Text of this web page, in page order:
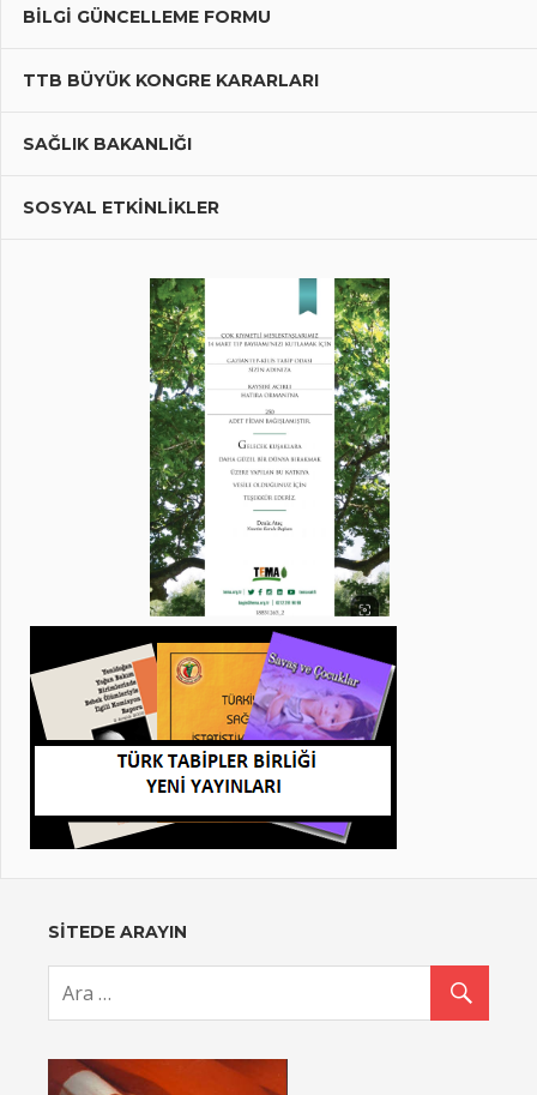
BILGI GÜNCELLEME FORMU
TTB BÜYÜK KONGRE KARARLARI
SAĞLIK BAKANLIĞI
SOSYAL ETKİNLİKLER
SİTEDE ARAYIN